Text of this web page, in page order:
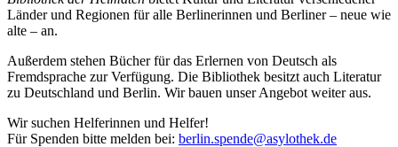
Länder und Regionen für alle Berlinerinnen und Berliner – neue wie
alte – an.
Außerdem stehen Bücher für das Erlernen von Deutsch als
Fremdsprache zur Verfügung. Die Bibliothek besitzt auch Literatur
zu Deutschland und Berlin. Wir bauen unser Angebot weiter aus.
Wir suchen Helferinnen und Helfer!
Für Spenden bitte melden bei: berlin.spende@asylothek.de